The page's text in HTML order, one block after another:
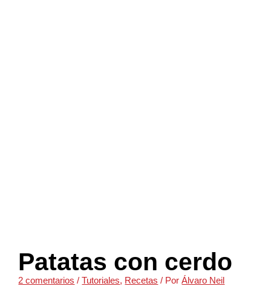
Patatas con cerdo
2 comentarios /Tutoriales, Recetas / PorÁlvaro Neil